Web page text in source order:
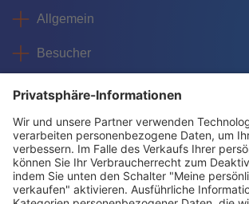
Allgemein
Besucher
Service
Impressum
Datenschutz
Privatsphäre/Cookies